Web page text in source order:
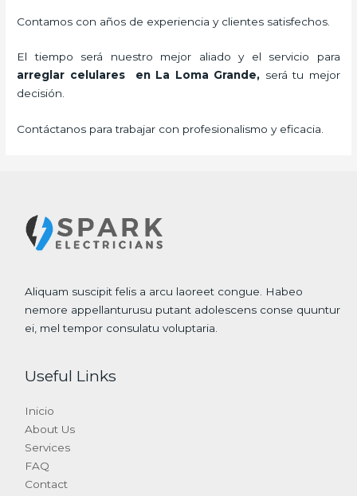
Contamos con años de experiencia y clientes satisfechos.
El tiempo será nuestro mejor aliado y el servicio para
arreglar celulares en La Loma Grande, será tu mejor
decisión.
Contáctanos para trabajar con profesionalismo y eficacia.
Aliquam suscipit felis a arcu laoreet congue. Habeo
nemore appellanturusu putant adolescens conse quuntur
ei, mel tempor consulatu voluptaria.
Useful Links
Inicio
About Us
Services
FAQ
Contact